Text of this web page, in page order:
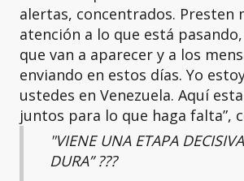
alertas, concentrados. Presten
atención a lo que está
que van a aparecer y a los
enviando en estos días. Yo
ustedes en Venezuela. Aquí
juntos para lo que haga falta”,
"VIENE UNA ETAPA
DURA” ?️??